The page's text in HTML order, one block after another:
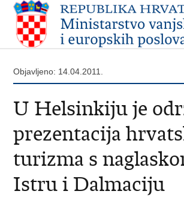
Objavljeno: 14.04.2011.
U Helsinkiju je
prezentacija
turizma s
Istru i Dalmaciju